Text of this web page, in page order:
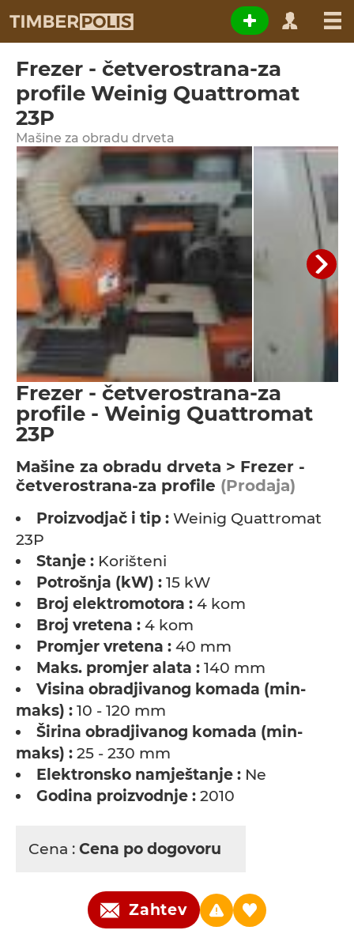
Frezer - četverostrana-za
profile Weinig Quattromat
23P
Мašine za obradu drveta
Frezer - četverostrana-za
profile - Weinig Quattromat
23P
Мašine za obradu drveta > Frezer -
četverostrana-za profile (Prodaja)
Proizvodjač i tip : Weinig Quattromat
23P
Stanje : Korišteni
Potrošnja (kW) : 15 kW
Broj elektromotora : 4 kom
Broj vretena : 4 kom
Promjer vretena : 40 mm
Maks. promjer alata : 140 mm
Visina obradjivanog komada (min-
maks) : 10 - 120 mm
Širina obradjivanog komada (min-
maks) : 25 - 230 mm
Elektronsko namještanje : Ne
Godina proizvodnje : 2010
Cena : Cena po dogovoru
Zahtev